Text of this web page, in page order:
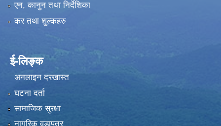
एन, कानुन तथा निर्देशिका
कर तथा शुल्कहरु
ई-लिङ्क
अनलाइन दरखास्त
घटना दर्ता
सामाजिक सुरक्षा
नागरिक वडापत्र